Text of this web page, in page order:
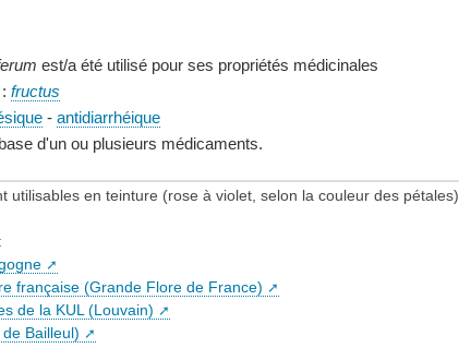
est/a été utilisé pour ses propriétés médicinales
fructus
- antidiarrhéique
d'un ou plusieurs médicaments.
utilisables en teinture (rose à violet, selon la couleur des pétales).
française (Grande Flore de France)
de la KUL (Louvain)
Bailleul)